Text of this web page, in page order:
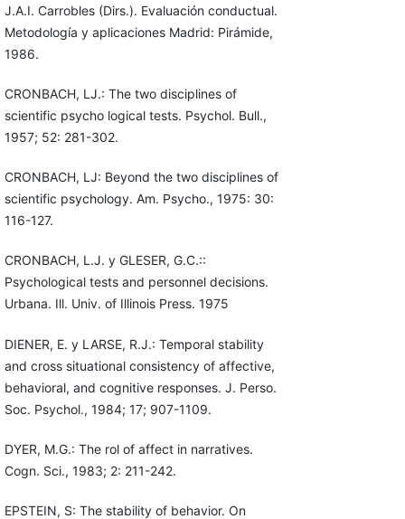
J.A.I. Carrobles (Dirs.). Evaluación conductual.
Metodología y aplicaciones Madrid: Pirámide,
1986.
CRONBACH, LJ.: The two disciplines of
scientific psycho logical tests. Psychol. Bull.,
1957; 52: 281-302.
CRONBACH, LJ: Beyond the two disciplines of
scientific psychology. Am. Psycho., 1975: 30:
116-127.
CRONBACH, L.J. y GLESER, G.C.::
Psychological tests and personnel decisions.
Urbana. Ill. Univ. of Illinois Press. 1975
DIENER, E. y LARSE, R.J.: Temporal stability
and cross situational consistency of affective,
behavioral, and cognitive responses. J. Perso.
Soc. Psychol., 1984; 17; 907-1109.
DYER, M.G.: The rol of affect in narratives.
Cogn. Sci., 1983; 2: 211-242.
EPSTEIN, S: The stability of behavior. On